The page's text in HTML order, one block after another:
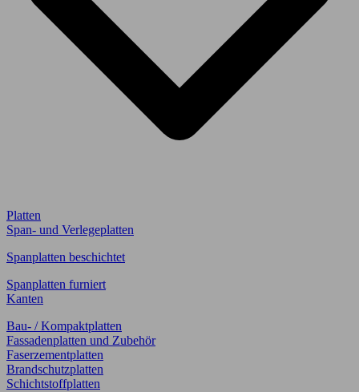
Platten
Span- und Verlegeplatten
Spanplatten beschichtet
Spanplatten furniert
Kanten
Bau- / Kompaktplatten
Fassadenplatten und Zubehör
Faserzementplatten
Brandschutzplatten
Schichtstoffplatten